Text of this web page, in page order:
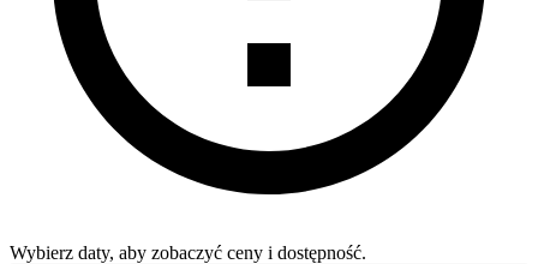
Wybierz daty, aby zobaczyć ceny i dostępność.